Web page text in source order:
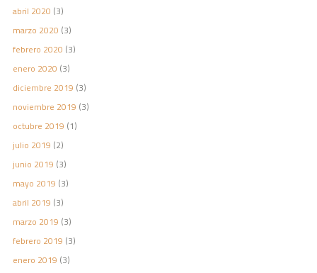
abril 2020 (3)
marzo 2020 (3)
febrero 2020 (3)
enero 2020 (3)
diciembre 2019 (3)
noviembre 2019 (3)
octubre 2019 (1)
julio 2019 (2)
junio 2019 (3)
mayo 2019 (3)
abril 2019 (3)
marzo 2019 (3)
febrero 2019 (3)
enero 2019 (3)